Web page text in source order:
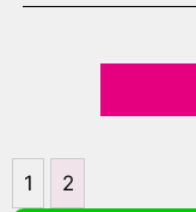
1 2